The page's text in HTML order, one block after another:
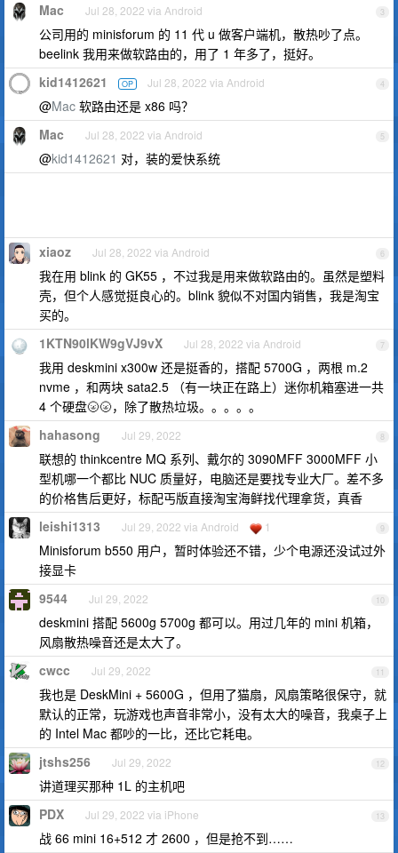
3
Mac Jul 28, 2022 via Android
公司用的 minisforum 的 11 代 u 做客户端机，散热吵了点。
beelink 我用来做软路由的，用了 1 年多了，挺好。
4
kid1412621 OP Jul 28, 2022 via Android
@Mac 软路由还是 x86 吗？
5
Mac Jul 28, 2022 via Android
@kid1412621 对，装的爱快系统
6
xiaoz Jul 28, 2022 via Android
我在用 blink 的 GK55 ，不过我是用来做软路由的。虽然是塑料
壳，但个人感觉挺良心的。blink 貌似不对国内销售，我是淘宝
买的。
7
1KTN90lKW9gVJ9vX Jul 28, 2022 via Android
我用 deskmini x300w 还是挺香的，搭配 5700G ，两根 m.2
nvme ，和两块 sata2.5 （有一块正在路上）迷你机箱塞进一共
4 个硬盘🌝🌝，除了散热垃圾。。。。。
8
hahasong Jul 29, 2022
联想的 thinkcentre MQ 系列、戴尔的 3090MFF 3000MFF 小
型机哪一个都比 NUC 质量好，电脑还是要找专业大厂。差不多
的价格售后更好，标配丐版直接淘宝海鲜找代理拿货，真香
9
leishi1313 Jul 29, 2022 via Android 1
Minisforum b550 用户，暂时体验还不错，少个电源还没试过外
接显卡
10
9544 Jul 29, 2022
deskmini 搭配 5600g 5700g 都可以。用过几年的 mini 机箱，
风扇散热噪音还是太大了。
11
cwcc Jul 29, 2022
我也是 DeskMini + 5600G ，但用了猫扇，风扇策略很保守，就
默认的正常，玩游戏也声音非常小，没有太大的噪音，我桌子上
的 Intel Mac 都吵的一比，还比它耗电。
12
jtshs256 Jul 29, 2022
讲道理买那种 1L 的主机吧
13
PDX Jul 29, 2022 via iPhone
战 66 mini 16+512 才 2600 ，但是抢不到……